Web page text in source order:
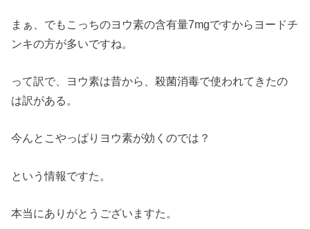
まぁ、でもこっちのヨウ素の含有量7mgですからヨードチ
ンキの方が多いですね。
って訳で、ヨウ素は昔から、殺菌消毒で使われてきたの
は訳がある。
今んとこやっぱりヨウ素が効くのでは？
という情報ですた。
本当にありがとうございますた。